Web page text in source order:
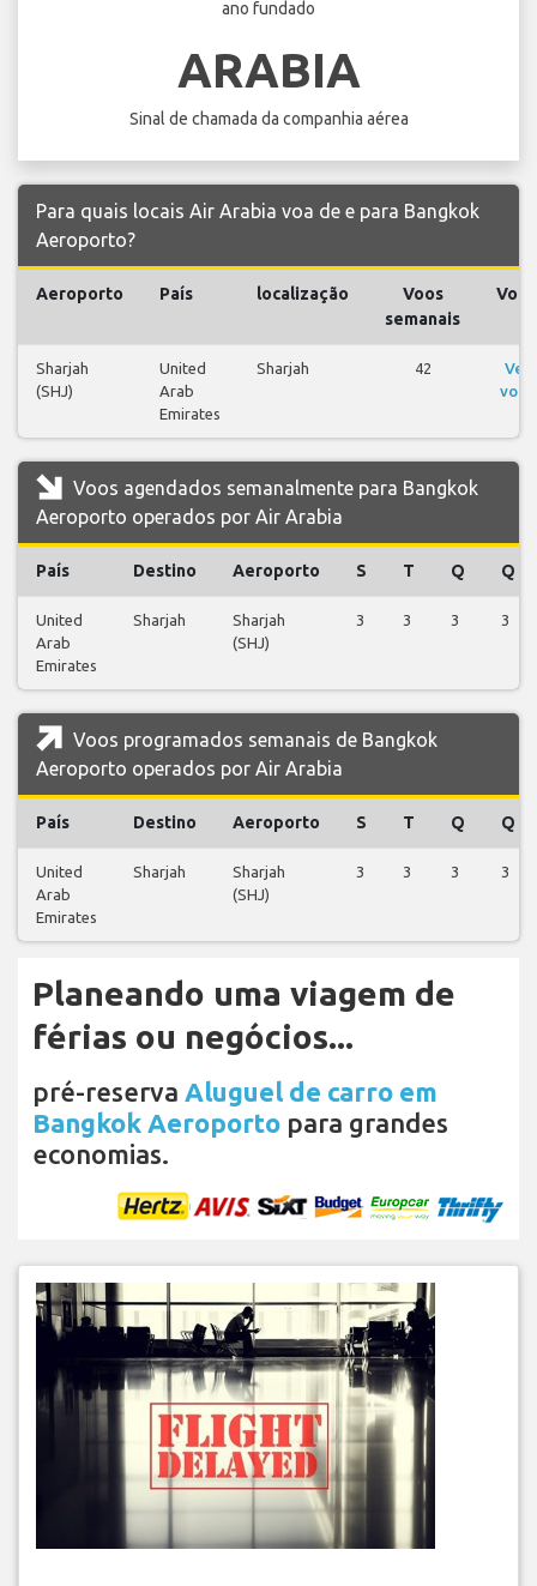
ano fundado
ARABIA
Sinal de chamada da companhia aérea
Para quais locais Air Arabia voa de e para Bangkok
Aeroporto?
Aeroporto País localização
Voos
semanais
Voos
Sharjah
(SHJ)
United
Arab
Emirates
Sharjah 42
Ver
voos
Voos agendados semanalmente para Bangkok
Aeroporto operados por Air Arabia
País Destino Aeroporto S T Q Q
United
Arab
Emirates
Sharjah
Sharjah
(SHJ)
3 3 3 3
Voos programados semanais de Bangkok
Aeroporto operados por Air Arabia
País Destino Aeroporto S T Q Q
United
Arab
Emirates
Sharjah
Sharjah
(SHJ)
3 3 3 3
Planeando uma viagem de
férias ou negócios...
pré-reserva Aluguel de carro em
Bangkok Aeroporto para grandes
economias.